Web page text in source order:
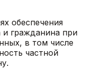
обеспечения
и гражданина при
в том числе
частной